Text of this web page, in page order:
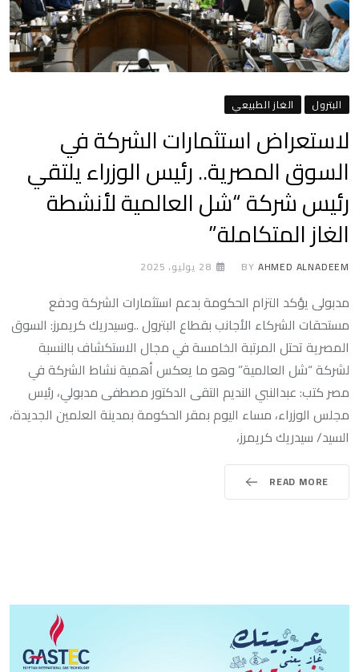
البترول الغاز الطبيعي
لاستعراض استثمارات الشركة في
السوق المصرية.. رئيس الوزراء يلتقي
رئيس شركة “شل العالمية لأنشطة
الغاز المتكاملة”
BY AHMED ALNADEEM 28 يوليو، 2025
مدبولى يؤكد التزام الحكومة بدعم استثمارات الشركة ودفع
مستحقات الشركاء الأجانب بقطاع البترول ..وسيدريك كريمرز: السوق
المصرية تحتل المرتبة الخامسة في مجال الاستكشاف بالنسبة
لشركة “شل العالمية” وهو ما يعكس أهمية نشاط الشركة في
مصر كتب: عبدالنبي النديم التقى الدكتور مصطفى مدبولي، رئيس
مجلس الوزراء، مساء اليوم بمقر الحكومة بمدينة العلمين الجديدة،
السيد/ سيدريك كريمرز،
READ MORE